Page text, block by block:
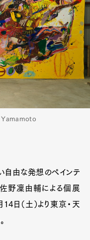
Yamamoto
自由な発想のペインテ
佐野凜由輔による個展
日（土）より東京・天